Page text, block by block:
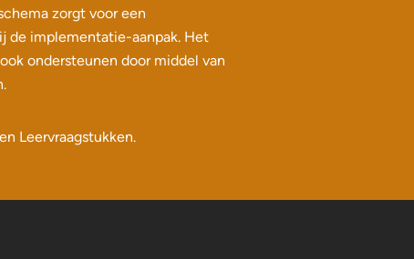
zorgt voor een
de implementatie-aanpak. Het
ondersteunen door middel van
Leervraagstukken.